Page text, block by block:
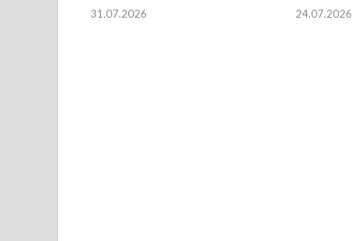
31.07.2026 24.07.2026